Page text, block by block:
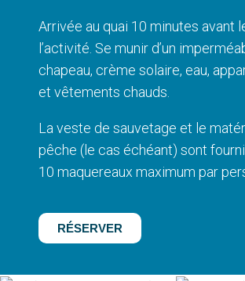
Arrivée au quai 10 minutes avant
l’activité. Se munir d’un
chapeau, crème solaire, eau,
et vêtements chauds.
La veste de sauvetage et le
pêche (le cas échéant) sont
10 maquereaux maximum par
RÉSERVER